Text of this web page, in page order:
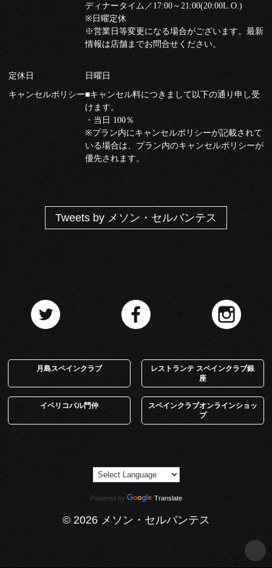
ディナータイム／17:00～21:00(20:00L.O.)
※日曜定休
※営業日等変更になる場合がございます。最新
情報は店舗までお問合せください。
定休日 日曜日
キャンセルポリシー■キャンセル料につきまして以下の通り申し受
けます。
・当日 100％
※プラン内にキャンセルポリシーが記載されて
いる場合は、プラン内のキャンセルポリシーが
優先されます。
Tweets by メソン・セルバンテス
月島スペインクラブ
レストランテ スペインクラブ銀
座
イベリコバル門仲
スペインクラブオンラインショッ
プ
Powered by Translate
© 2026 メソン・セルバンテス